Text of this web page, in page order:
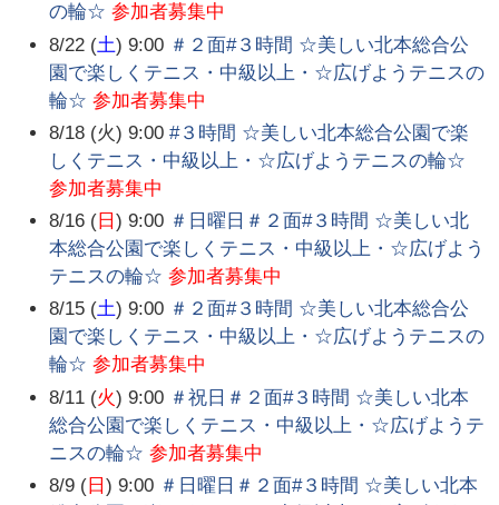
の輪☆ 参加者募集中
8/22 (土) 9:00 ＃２面#３時間 ☆美しい北本総合公
園で楽しくテニス・中級以上・☆広げようテニスの
輪☆ 参加者募集中
8/18 (火) 9:00 #３時間 ☆美しい北本総合公園で楽
しくテニス・中級以上・☆広げようテニスの輪☆
参加者募集中
8/16 ( 日) 9:00 ＃日曜日＃２面#３時間 ☆美しい北
本総合公園で楽しくテニス・中級以上・☆広げよう
テニスの輪☆ 参加者募集中
8/15 (土) 9:00 ＃２面#３時間 ☆美しい北本総合公
園で楽しくテニス・中級以上・☆広げようテニスの
輪☆ 参加者募集中
8/11 (火) 9:00 ＃祝日＃２面#３時間 ☆美しい北本
総合公園で楽しくテニス・中級以上・☆広げようテ
ニスの輪☆ 参加者募集中
8/9 ( 日) 9:00 ＃日曜日＃２面#３時間 ☆美しい北本